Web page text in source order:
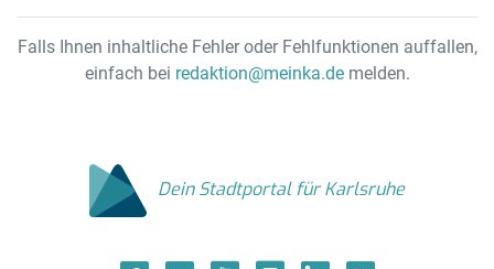
Falls Ihnen inhaltliche Fehler oder Fehlfunktionen auffallen,
einfach bei redaktion@meinka.demelden.
Dein Stadtportal für Karlsruhe